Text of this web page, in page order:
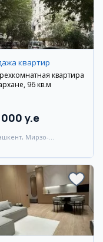
квартир
квартира
96 кв.м
000 y.e
Мирзо-